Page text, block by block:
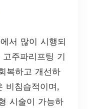
서 많이 시행되
주파리프팅 기
복하고 개선하
비침습적이며,
시술이 가능하